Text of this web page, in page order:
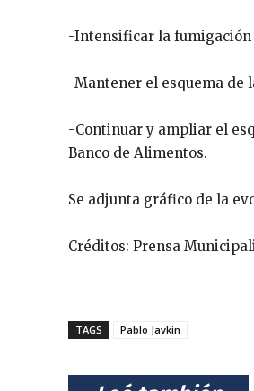
-Intensificar la
-Mantener el esquema de
-Continuar y ampliar el
Banco de Alimentos.
Se adjunta gráfico de la
Créditos: Prensa
TAGS Pablo Javkin